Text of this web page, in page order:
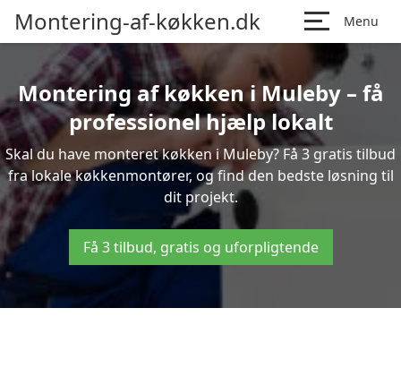
Montering-af-køkken.dk Menu
Montering af køkken i Muleby – få
professionel hjælp lokalt
Skal du have monteret køkken i Muleby? Få 3 gratis tilbud
fra lokale køkkenmontører, og find den bedste løsning til
dit projekt.
Få 3 tilbud, gratis og uforpligtende